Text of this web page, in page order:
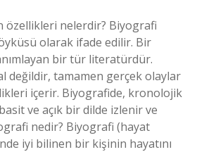
nelerdir? Biyografi
olarak ifade edilir. Bir
bir tür literatürdür.
değildir, tamamen gerçek olaylar
içerir. Biyografide, kronolojik
ve açık bir dilde izlenir ve
nedir? Biyografi (hayat
iyi bilinen bir kişinin hayatını